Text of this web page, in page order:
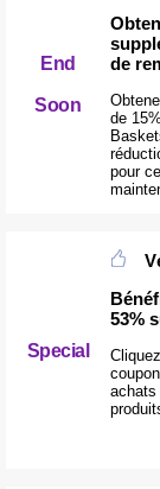
End
Soon
de
de
pour
Special
53%
achats